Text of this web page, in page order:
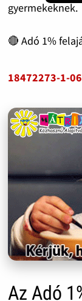
gyermekeknek.
🔴 Adó 1%
18472273-1-06
Az Adó